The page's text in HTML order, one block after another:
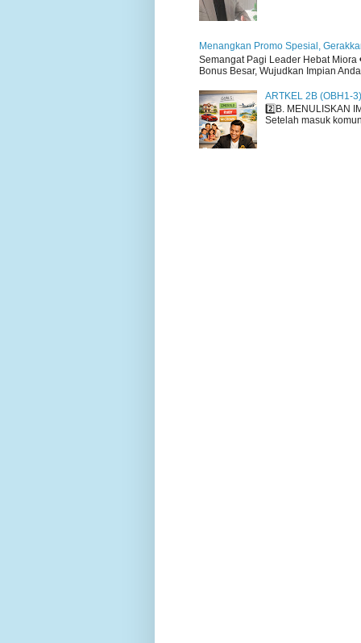
Menangkan Promo Spesial,
Semangat Pagi Leader Hebat
Bonus Besar, Wujudkan Impian
ARTKEL 2B (OBH1-
2️⃣B. MENULISKAN
Setelah masuk